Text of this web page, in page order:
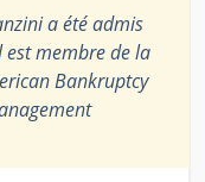
a été admis
est membre de la
Bankruptcy